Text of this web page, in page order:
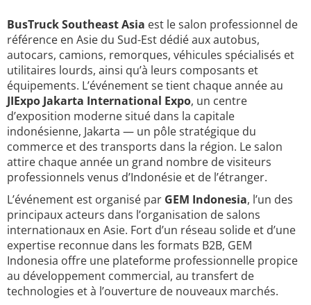
BusTruck Southeast Asia est le salon professionnel de
référence en Asie du Sud-Est dédié aux autobus,
autocars, camions, remorques, véhicules spécialisés et
utilitaires lourds, ainsi qu’à leurs composants et
équipements. L’événement se tient chaque année au
JIExpo Jakarta International Expo, un centre
d’exposition moderne situé dans la capitale
indonésienne, Jakarta — un pôle stratégique du
commerce et des transports dans la région. Le salon
attire chaque année un grand nombre de visiteurs
professionnels venus d’Indonésie et de l’étranger.
L’événement est organisé par GEM Indonesia, l’un des
principaux acteurs dans l’organisation de salons
internationaux en Asie. Fort d’un réseau solide et d’une
expertise reconnue dans les formats B2B, GEM
Indonesia offre une plateforme professionnelle propice
au développement commercial, au transfert de
technologies et à l’ouverture de nouveaux marchés.